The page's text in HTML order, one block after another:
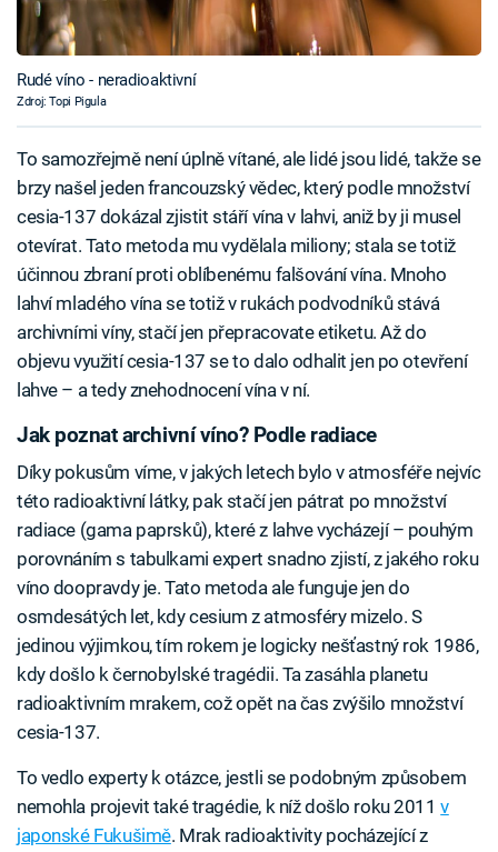
Rudé víno - neradioaktivní
Zdroj: Topi Pigula
To samozřejmě není úplně vítané, ale lidé jsou lidé, takže se
brzy našel jeden francouzský vědec, který podle množství
cesia-137 dokázal zjistit stáří vína v lahvi, aniž by ji musel
otevírat. Tato metoda mu vydělala miliony; stala se totiž
účinnou zbraní proti oblíbenému falšování vína. Mnoho
lahví mladého vína se totiž v rukách podvodníků stává
archivními víny, stačí jen přepracovate etiketu. Až do
objevu využití cesia-137 se to dalo odhalit jen po otevření
lahve – a tedy znehodnocení vína v ní.
Jak poznat archivní víno? Podle radiace
Díky pokusům víme, v jakých letech bylo v atmosféře nejvíc
této radioaktivní látky, pak stačí jen pátrat po množství
radiace (gama paprsků), které z lahve vycházejí – pouhým
porovnáním s tabulkami expert snadno zjistí, z jakého roku
víno doopravdy je. Tato metoda ale funguje jen do
osmdesátých let, kdy cesium z atmosféry mizelo. S
jedinou výjimkou, tím rokem je logicky nešťastný rok 1986,
kdy došlo k černobylské tragédii. Ta zasáhla planetu
radioaktivním mrakem, což opět na čas zvýšilo množství
cesia-137.
To vedlo experty k otázce, jestli se podobným způsobem
nemohla projevit také tragédie, k níž došlo roku 2011v
japonské Fukušimě. Mrak radioaktivity pocházející z